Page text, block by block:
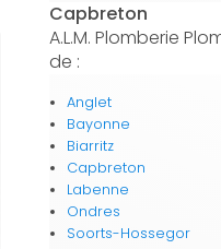
Capbreton
A.L.M. Plomberie
de :
Anglet
Bayonne
Biarritz
Capbreton
Labenne
Ondres
Soorts-Hossegor